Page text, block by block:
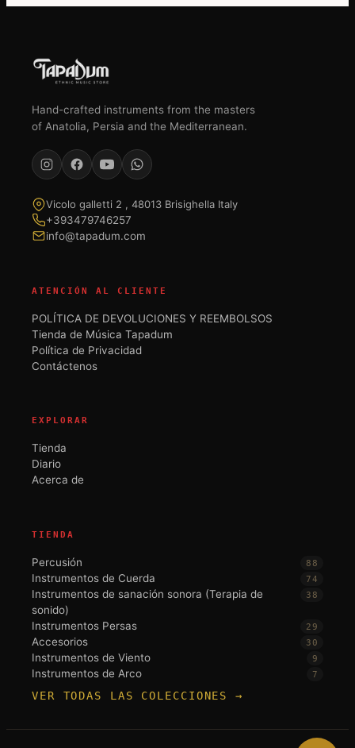
Hand-crafted instruments from the masters
of Anatolia, Persia and the Mediterranean.
Vicolo galletti 2 , 48013 Brisighella Italy
+393479746257
info@tapadum.com
ATENCIÓN AL CLIENTE
POLÍTICA DE DEVOLUCIONES Y REEMBOLSOS
Tienda de Música Tapadum
Política de Privacidad
Contáctenos
EXPLORAR
Tienda
Diario
Acerca de
TIENDA
Percusión 88
Instrumentos de Cuerda 74
Instrumentos de sanación sonora (Terapia de
sonido)
38
Instrumentos Persas 29
Accesorios 30
Instrumentos de Viento 9
Instrumentos de Arco 7
VER TODAS LAS COLECCIONES →